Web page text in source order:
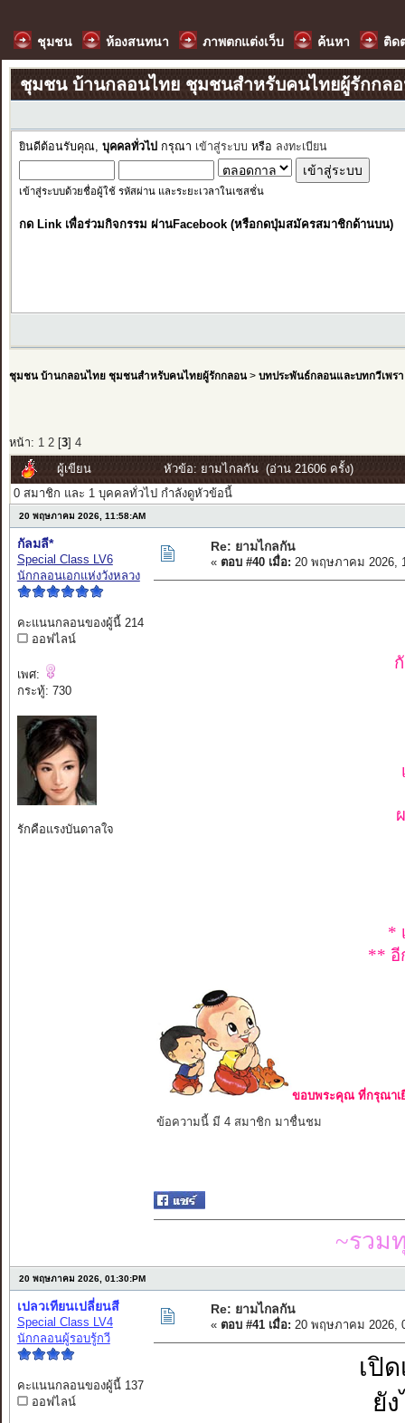
ชุมชน ห้องสนทนา ภาพตกแต่งเว็บ ค้นหา ติด
ชุมชน บ้านกลอนไทย ชุมชนสำหรับคนไทยผู้รักกล
ยินดีต้อนรับคุณ, บุคคลทั่วไป กรุณา เข้าสู่ระบบ หรือ ลงทะเบียน
เข้าสู่ระบบด้วยชื่อผู้ใช้ รหัสผ่าน และระยะเวลาในเซสชั่น
กด Link เพื่อร่วมกิจกรรม ผ่านFacebook (หรือกดปุ่มสมัครสมาชิกด้านบน)
ชุมชน บ้านกลอนไทย ชุมชนสำหรับคนไทยผู้รักกลอน> บทประพันธ์กลอนและบทกวีเพรา
หน้า: 1 2[ 3] 4
ผู้เขียน
หัวข้อ: ยามไกลกัน (อ่าน 21606 ครั้ง)
0 สมาชิก และ 1 บุคคลทั่วไป กำลังดูหัวข้อนี้
20 พฤษภาคม 2026, 11:58:AM
กัลมลี*
Special Class LV6
นักกลอนเอกแห่งวังหลวง
คะแนนกลอนของผู้นี้ 214
ออฟไลน์
เพศ:
กระทู้: 730
รักคือแรงบันดาลใจ
Re: ยามไกลกัน
« ตอบ #40 เมื่อ: 20 พฤษภาคม 2026,
*
** อี
ขอบพระคุณ ที่กรุณาเ
ข้อความนี้ มี 4 สมาชิก มาชื่นชม
~รวม
20 พฤษภาคม 2026, 01:30:PM
เปลวเทียนเปลี่ยนสี
Special Class LV4
นักกลอนผู้รอบรู้กวี
คะแนนกลอนของผู้นี้ 137
ออฟไลน์
Re: ยามไกลกัน
« ตอบ #41 เมื่อ: 20 พฤษภาคม 2026,
เปิ
ยั